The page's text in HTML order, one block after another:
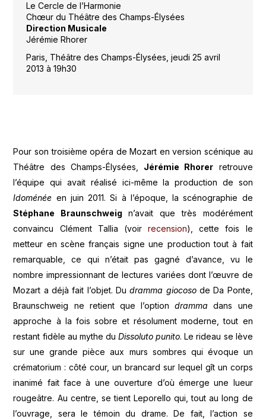
Le Cercle de l’Harmonie
Chœur du Théâtre des Champs-Élysées
Direction Musicale
Jérémie Rhorer
Paris, Théâtre des Champs-Élysées, jeudi 25 avril
2013 à 19h30
Pour son troisième opéra de Mozart en version scénique au
Théâtre des Champs-Élysées, Jérémie Rhorer retrouve
l’équipe qui avait réalisé ici-même la production de son
Idoménée en juin 2011. Si à l’époque, la scénographie de
Stéphane Braunschweign’avait que très modérément
convaincu Clément Tallia (voirrecension), cette fois le
metteur en scène français signe une production tout à fait
remarquable, ce qui n’était pas gagné d’avance, vu le
nombre impressionnant de lectures variées dont l’œuvre de
Mozart a déjà fait l’objet. Dudramma giocosode Da Ponte,
Braunschweig ne retient que l’optiondrammadans une
approche à la fois sobre et résolument moderne, tout en
restant fidèle au mythe du Dissoluto punito. Le rideau se lève
sur une grande pièce aux murs sombres qui évoque un
crématorium : côté cour, un brancard sur lequel gît un corps
inanimé fait face à une ouverture d’où émerge une lueur
rougeâtre. Au centre, se tient Leporello qui, tout au long de
l’ouvrage, sera le témoin du drame. De fait, l’action se